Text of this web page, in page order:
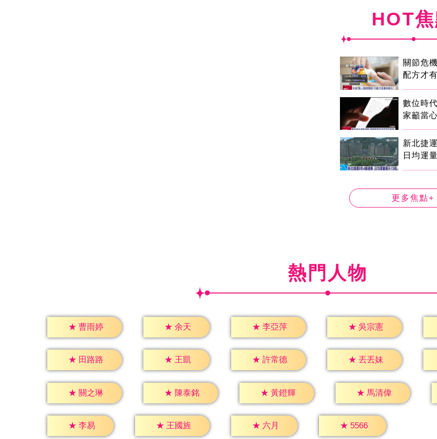
HOT
關節危
配方才
數位時
家籲當
新北捷
日均運
更多焦點+
熱門人物
★ 曹雨婷 ★ 余天 ★ 李亞萍 ★ 吳宗憲
★ 田路路 ★ 王凱 ★ 許常德 ★ 丟丟妹
★ 關之琳 ★ 陳泰銘 ★ 黃鐙輝 ★ 馬清偉
★ 李易 ★ 王國旌 ★ 六月 ★ 5566